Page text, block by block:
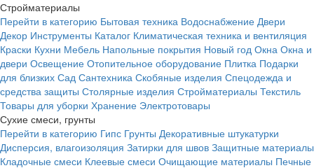
Стройматериалы
Перейти в категорию Бытовая техника Водоснабжение Двери
Декор Инструменты Каталог Климатическая техника и вентиляция
Краски Кухни Мебель Напольные покрытия Новый год Окна Окна и
двери Освещение Отопительное оборудование Плитка Подарки
для близких Сад Сантехника Скобяные изделия Спецодежда и
средства защиты Столярные изделия Стройматериалы Текстиль
Товары для уборки Хранение Электротовары
Сухие смеси, грунты
Перейти в категорию Гипс Грунты Декоративные штукатурки
Дисперсия, влагоизоляция Затирки для швов Защитные материалы
Кладочные смеси Клеевые смеси Очищающие материалы Печные